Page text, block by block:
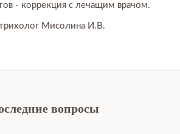
- коррекция с лечащим врачом.
Мисолина И.В.
вопросы